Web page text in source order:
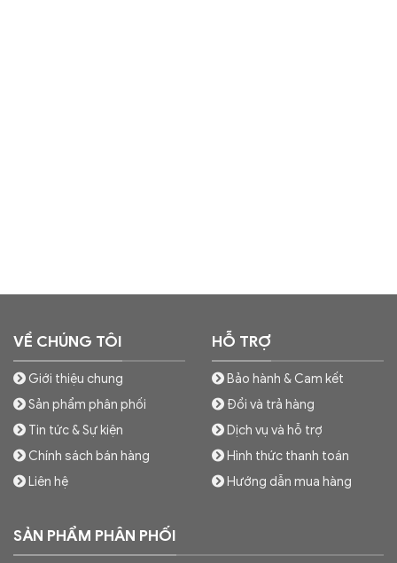
VỀ CHÚNG TÔI
Giới thiệu chung
Sản phẩm phân phối
Tin tức & Sự kiện
Chính sách bán hàng
Liên hệ
HỖ TRỢ
Bảo hành & Cam kết
Đổi và trả hàng
Dịch vụ và hỗ trợ
Hình thức thanh toán
Hướng dẫn mua hàng
SẢN PHẨM PHÂN PHỐI